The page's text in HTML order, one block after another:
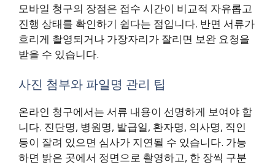
모바일 청구의 장점은 접수 시간이 비교적 자유롭고
진행 상태를 확인하기 쉽다는 점입니다. 반면 서류가
흐리게 촬영되거나 가장자리가 잘리면 보완 요청을
받을 수 있습니다.
사진 첨부와 파일명 관리 팁
온라인 청구에서는 서류 내용이 선명하게 보여야 합
니다. 진단명, 병원명, 발급일, 환자명, 의사명, 직인
등이 잘려 있으면 심사가 지연될 수 있습니다. 가능
하면 밝은 곳에서 정면으로 촬영하고, 한 장씩 구분